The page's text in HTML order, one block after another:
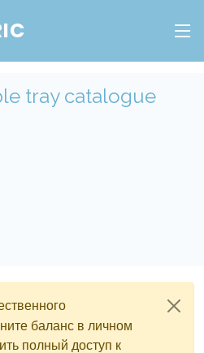
tray catalogue
баланс в личном
полный доступ к